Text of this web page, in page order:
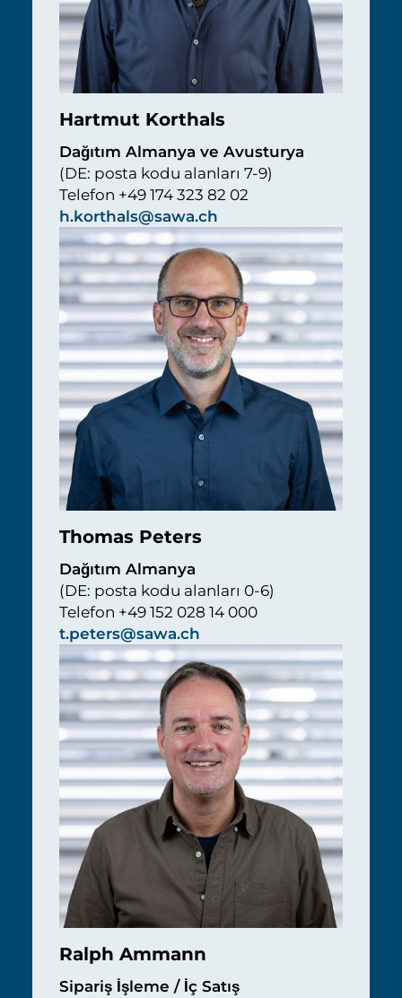
Hartmut Korthals
Dağıtım Almanya ve Avusturya
(DE: posta kodu alanları 7-9)
Telefon +49 174 323 82 02
h.korthals@sawa.ch
Thomas Peters
Dağıtım Almanya
(DE: posta kodu alanları 0-6)
Telefon +49 152 028 14 000
t.peters@sawa.ch
Ralph Ammann
Sipariş İşleme / İç Satış